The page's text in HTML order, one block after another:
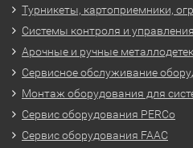
Турникеты, картоприемники,
Системы контроля и
Арочные и ручные
Сервисное обслуживание
Монтаж оборудования для
Сервис оборудования PERCo
Сервис оборудования FAAC